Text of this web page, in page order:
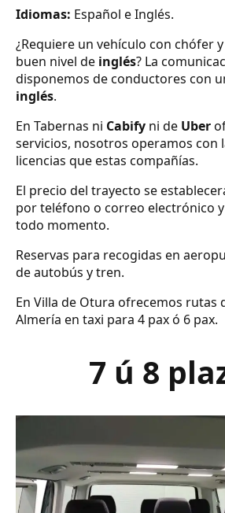
Idiomas: Español e Inglés.
¿Requiere un vehículo con chófer
buen nivel de inglés? La
disponemos de conductores con
inglés.
En Tabernas ni Cabify ni de Uber
servicios, nosotros operamos con
licencias que estas compañías.
El precio del trayecto se
por teléfono o correo electrónico
todo momento.
Reservas para recogidas en
de autobús y tren.
En Villa de Otura ofrecemos rutas
Almería en taxi para 4 pax ó 6 pax.
7 ú 8